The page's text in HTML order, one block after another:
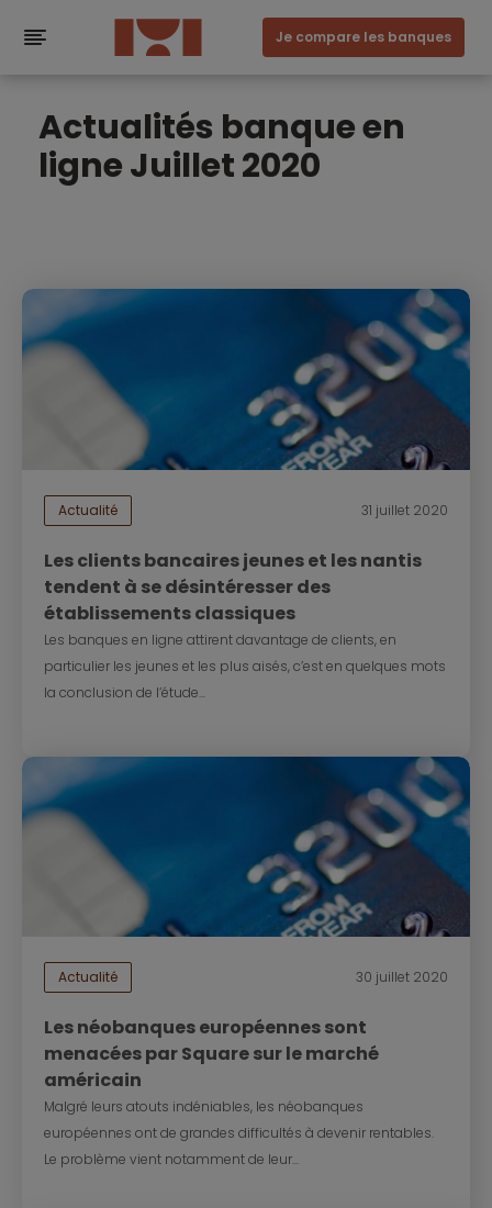
Je compare les banques
Actualités banque en
ligne Juillet 2020
Actualité 31 juillet 2020
Les clients bancaires jeunes et les nantis
tendent à se désintéresser des
établissements classiques
Les banques en ligne attirent davantage de clients, en
particulier les jeunes et les plus aisés, c’est en quelques mots
la conclusion de l’étude...
Actualité 30 juillet 2020
Les néobanques européennes sont
menacées par Square sur le marché
américain
Malgré leurs atouts indéniables, les néobanques
européennes ont de grandes difficultés à devenir rentables.
Le problème vient notamment de leur...